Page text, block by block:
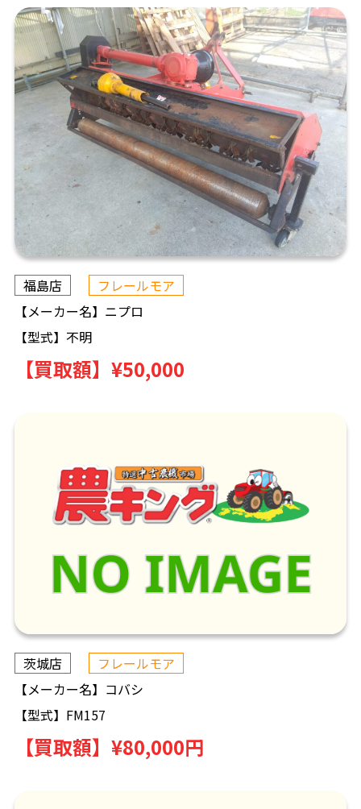
福島店
フレールモア
【メーカー名】 ニプロ
【型式】 不明
【買取額】 ¥50,000
茨城店
フレールモア
【メーカー名】 コバシ
【型式】 FM157
【買取額】 ¥80,000円